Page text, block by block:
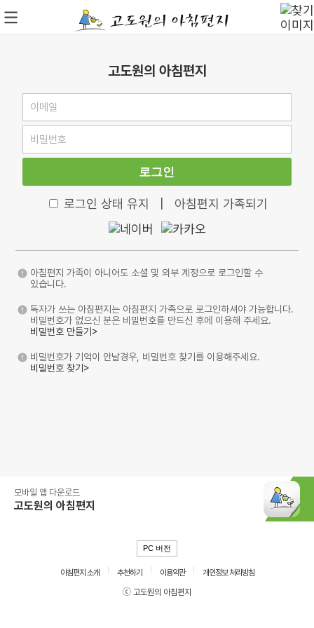
고도원의 아침편지
로그인
로그인 상태 유지 아침편지 가족되기
아침편지 가족이 아니어도 소셜 및 외부 계정으로 로그인할 수
있습니다.
독자가 쓰는 아침편지는 아침편지 가족으로 로그인하셔야 가능합니다.
비밀번호가 없으신 분은 비밀번호를 만드신 후에 이용해 주세요.
비밀번호 만들기>
비밀번호가 기억이 안날경우, 비밀번호 찾기를 이용해주세요.
비밀번호 찾기>
모바일 앱 다운로드
고도원의 아침편지
PC 버전
아침편지 소개 추천하기 이용약관
개인정보 처리방침
ⓒ 고도원의 아침편지